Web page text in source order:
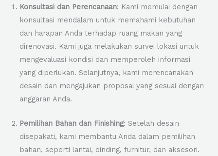
Konsultasi dan Perencanaan: Kami memulai dengan
konsultasi mendalam untuk memahami kebutuhan
dan harapan Anda terhadap ruang makan yang
direnovasi. Kami juga melakukan survei lokasi untuk
mengevaluasi kondisi dan memperoleh informasi
yang diperlukan. Selanjutnya, kami merencanakan
desain dan mengajukan proposal yang sesuai dengan
anggaran Anda.
Pemilihan Bahan dan Finishing: Setelah desain
disepakati, kami membantu Anda dalam pemilihan
bahan, seperti lantai, dinding, furnitur, dan aksesori.